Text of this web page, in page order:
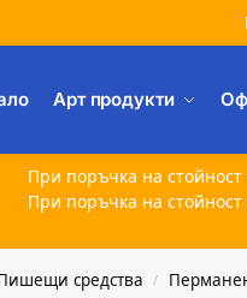
Арт продукти
При поръчка на
При поръчка на
средства /